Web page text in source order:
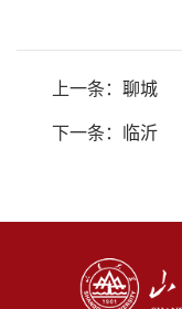
上一条：聊城
下一条： 临沂